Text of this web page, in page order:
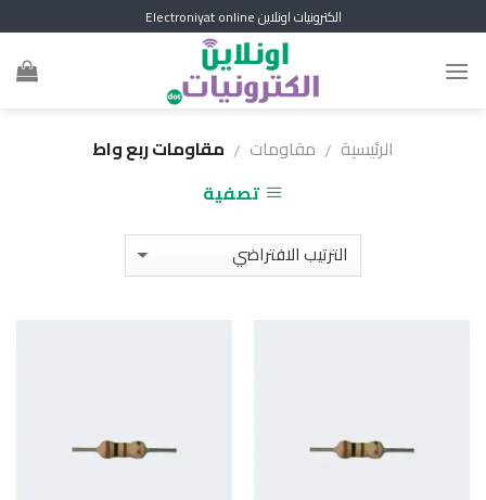
to
content
الكترونيات اونلاين Electroniyat online
الرئيسية / مقاومات / مقاومات ربع واط
تصفية